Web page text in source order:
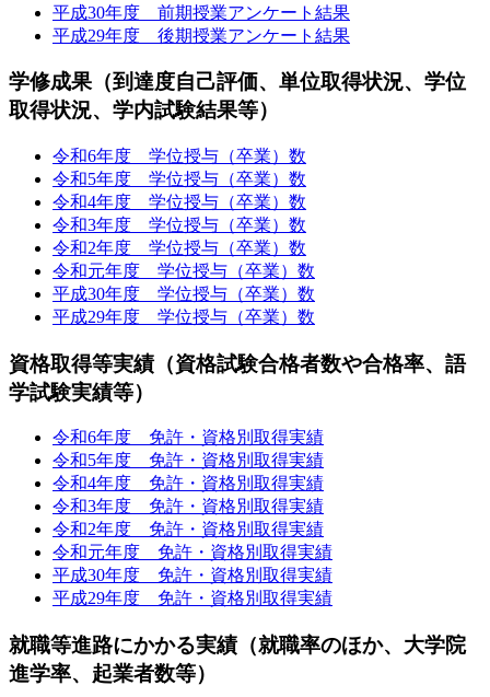
平成30年度 前期授業アンケート結果
平成29年度 後期授業アンケート結果
学修成果（到達度自己評価、単位取得状況、学位
取得状況、学内試験結果等）
令和6年度 学位授与（卒業）数
令和5年度 学位授与（卒業）数
令和4年度 学位授与（卒業）数
令和3年度 学位授与（卒業）数
令和2年度 学位授与（卒業）数
令和元年度 学位授与（卒業）数
平成30年度 学位授与（卒業）数
平成29年度 学位授与（卒業）数
資格取得等実績（資格試験合格者数や合格率、語
学試験実績等）
令和6年度 免許・資格別取得実績
令和5年度 免許・資格別取得実績
令和4年度 免許・資格別取得実績
令和3年度 免許・資格別取得実績
令和2年度 免許・資格別取得実績
令和元年度 免許・資格別取得実績
平成30年度 免許・資格別取得実績
平成29年度 免許・資格別取得実績
就職等進路にかかる実績（就職率のほか、大学院
進学率、起業者数等）